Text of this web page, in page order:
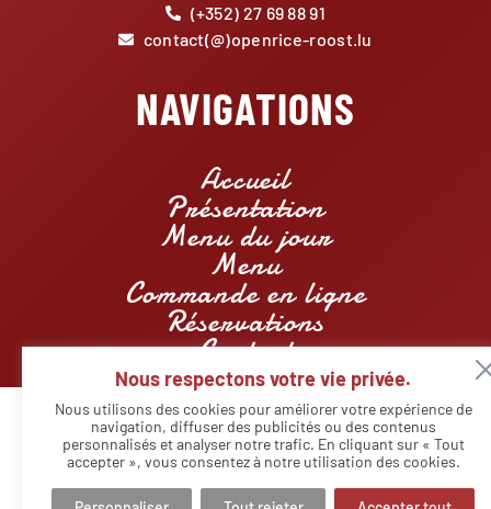
Nous respectons votre vie privée.
Nous utilisons des cookies pour améliorer votre expérience de
navigation, diffuser des publicités ou des contenus
personnalisés et analyser notre trafic. En cliquant sur « Tout
accepter », vous consentez à notre utilisation des cookies.
(+352) 27 69 88 91
contact(@)openrice-roost.lu
NAVIGATIONS
Accueil
Présentation
Menu du jour
Menu
Commande en ligne
Réservations
Contact
© Copyright - Restaurant Openrice Roost | Designed by
AgencyMarkeasy Communication -Mentions légales